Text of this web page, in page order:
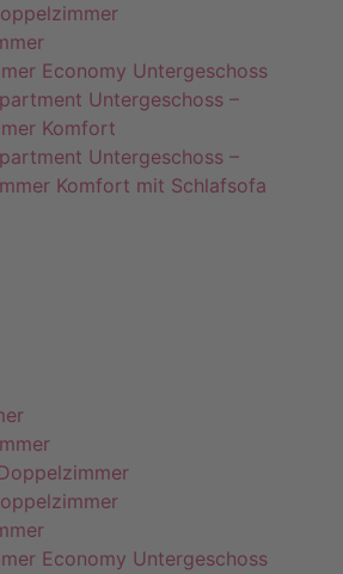
Economy Untergeschoss
Untergeschoss –
Komfort
Untergeschoss –
Komfort mit Schlafsofa
Economy Untergeschoss